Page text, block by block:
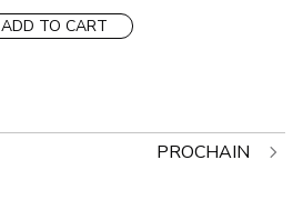
ADD TO CART
PROCHAIN